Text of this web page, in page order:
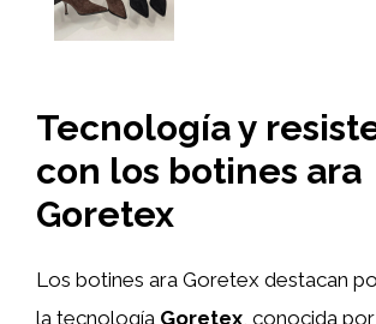
Tecnología y
con los botines ara
Goretex
Los botines ara Goretex destacan
la tecnología Goretex, conocida